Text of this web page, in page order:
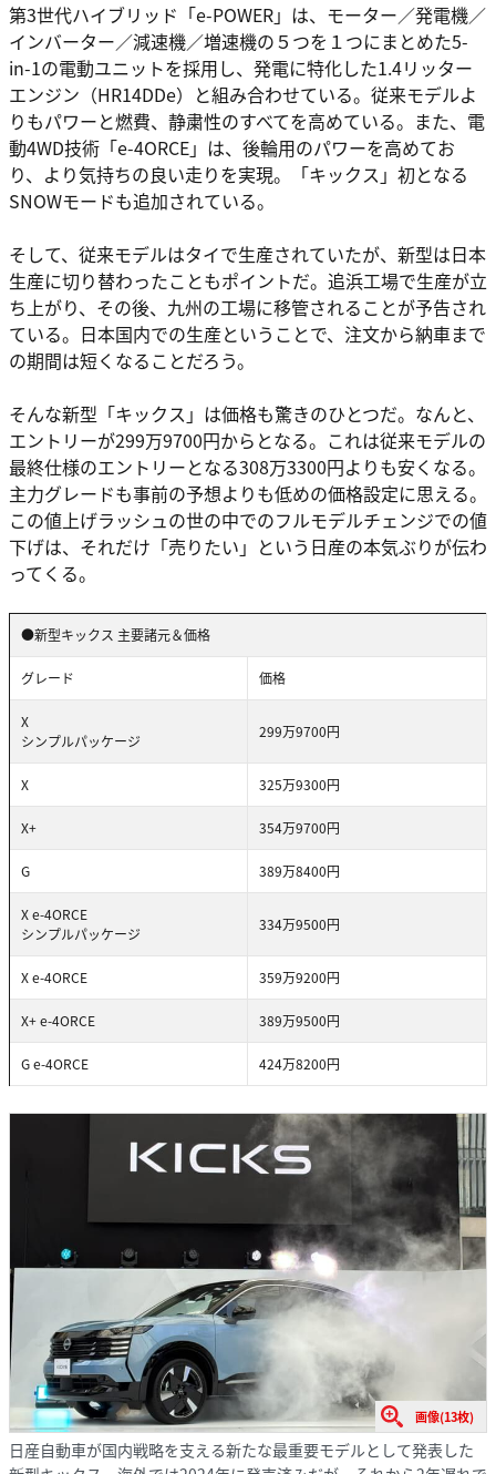
第3世代ハイブリッド「e-POWER」は、モーター／発電機／
インバーター／減速機／増速機の５つを１つにまとめた5-
in-1の電動ユニットを採用し、発電に特化した1.4リッター
エンジン（HR14DDe）と組み合わせている。従来モデルよ
りもパワーと燃費、静粛性のすべてを高めている。また、電
動4WD技術「e-4ORCE」は、後輪用のパワーを高めてお
り、より気持ちの良い走りを実現。「キックス」初となる
SNOWモードも追加されている。
そして、従来モデルはタイで生産されていたが、新型は日本
生産に切り替わったこともポイントだ。追浜工場で生産が立
ち上がり、その後、九州の工場に移管されることが予告され
ている。日本国内での生産ということで、注文から納車まで
の期間は短くなることだろう。
そんな新型「キックス」は価格も驚きのひとつだ。なんと、
エントリーが299万9700円からとなる。これは従来モデルの
最終仕様のエントリーとなる308万3300円よりも安くなる。
主力グレードも事前の予想よりも低めの価格設定に思える。
この値上げラッシュの世の中でのフルモデルチェンジでの値
下げは、それだけ「売りたい」という日産の本気ぶりが伝わ
ってくる。
●新型キックス 主要諸元＆価格
グレード 価格
X
シンプルパッケージ
299万9700円
X 325万9300円
X+ 354万9700円
G 389万8400円
X e-4ORCE
シンプルパッケージ
334万9500円
X e-4ORCE 359万9200円
X+ e-4ORCE 389万9500円
G e-4ORCE 424万8200円
画像(13枚)
日産自動車が国内戦略を支える新たな最重要モデルとして発表した